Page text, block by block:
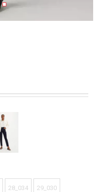
5
28_034 29_030